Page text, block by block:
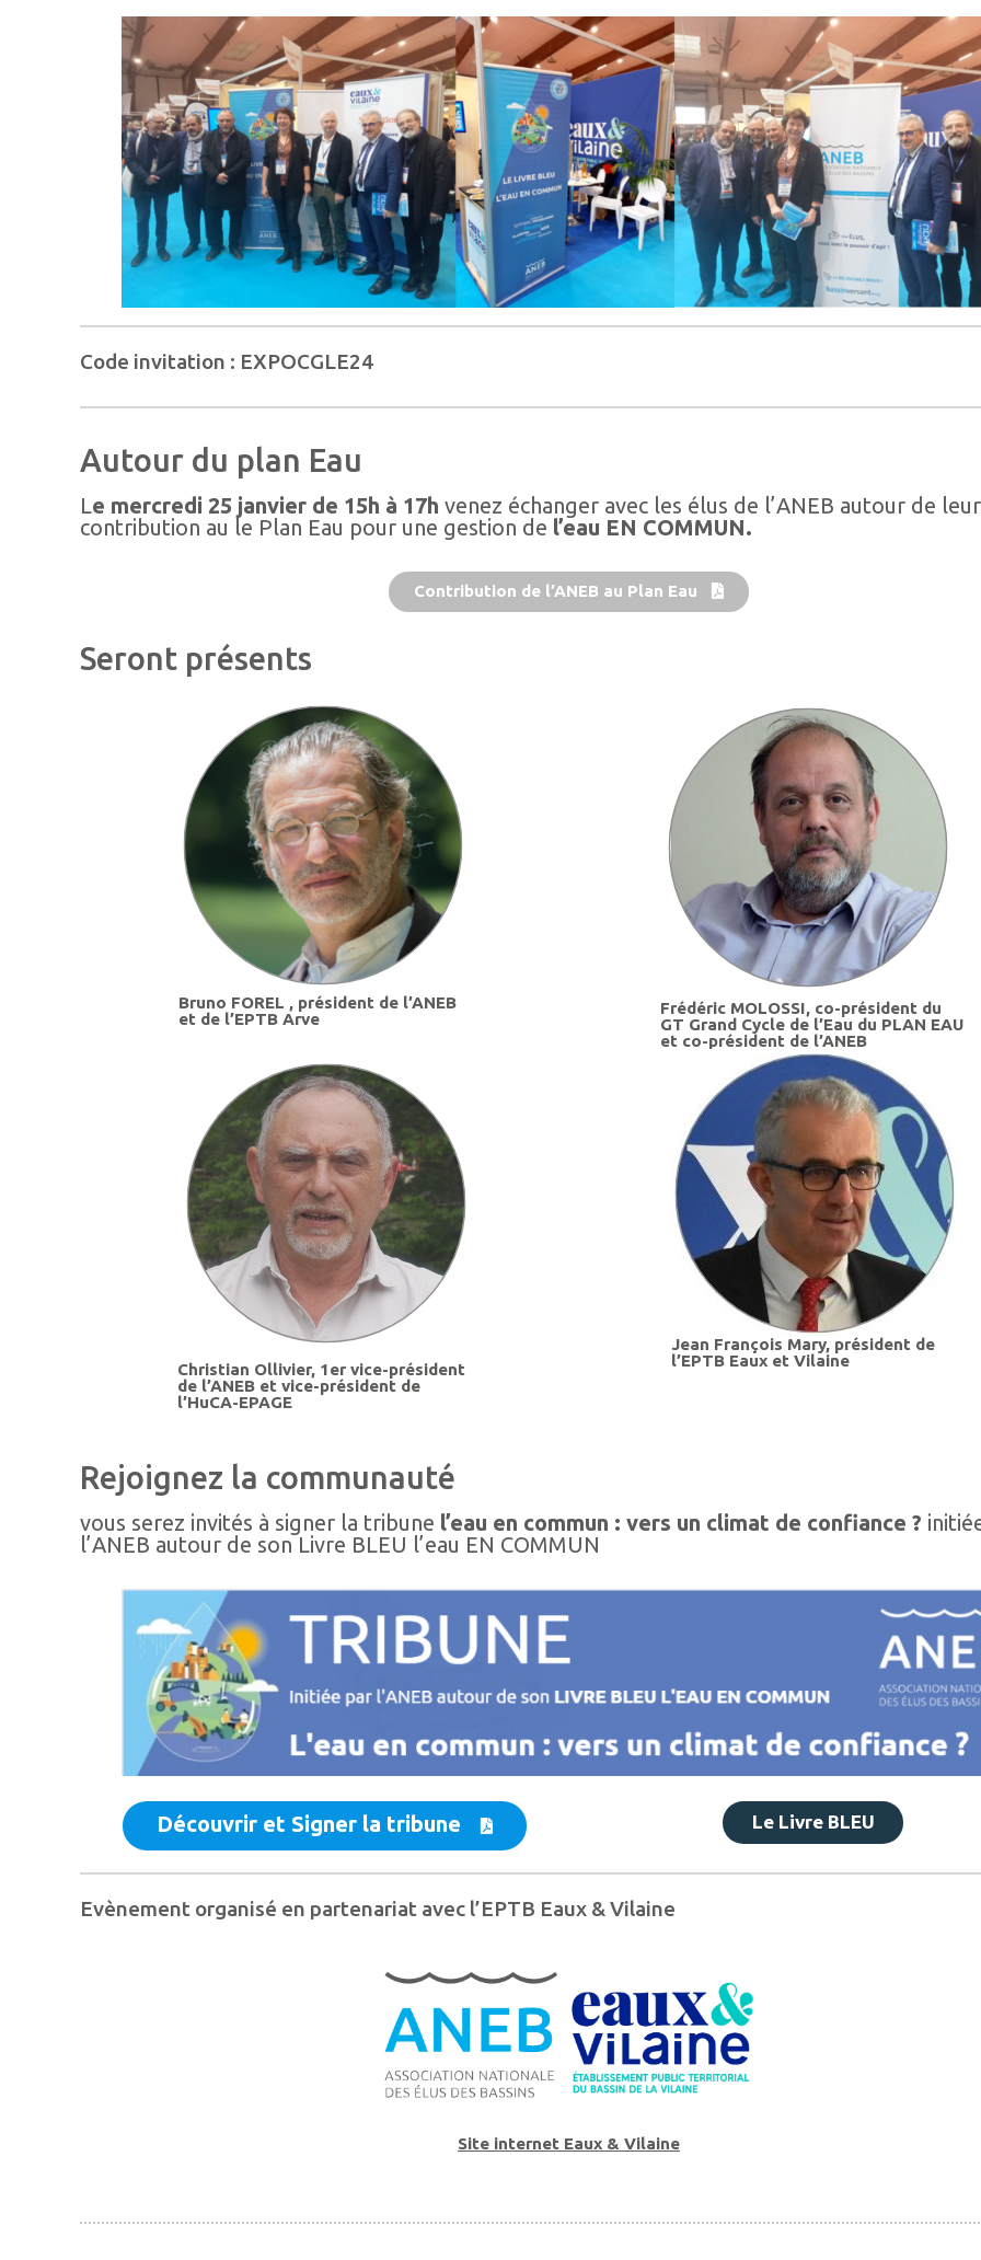
Code invitation : EXPOCGLE24
Autour du plan Eau
Le mercredi 25 janvier de 15h à 17h venez échanger avec les élus de l’ANEB autour de leur
contribution au le Plan Eau pour une gestion de l’eau EN COMMUN.
Contribution de l’ANEB au Plan Eau
Seront présents
Bruno FOREL , président de l’ANEB
et de l’EPTB Arve
Frédéric MOLOSSI, co-président du
GT Grand Cycle de l’Eau du PLAN EAU
et co-président de l’ANEB
Christian Ollivier, 1er vice-président
de l’ANEB et vice-président de
l’HuCA-EPAGE
Jean François Mary, président de
l’EPTB Eaux et Vilaine
Rejoignez la communauté
vous serez invités à signer la tribune l’eau en commun : vers un climat de confiance ?
l’ANEB autour de son Livre BLEU l’eau EN COMMUN
Découvrir et Signer la tribune Le Livre BLEU
Evènement organisé en partenariat avec l’EPTB Eaux & Vilaine
Site internet Eaux & Vilaine